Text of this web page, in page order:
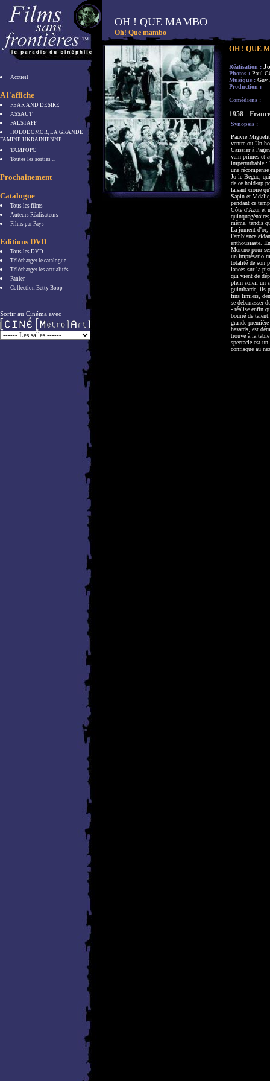
Accueil
A l'affiche
FEAR AND DESIRE
ASSAUT
FALSTAFF
HOLODOMOR, LA GRANDE
FAMINE UKRAINIENNE
TAMPOPO
Toutes les sorties ...
Prochainement
Catalogue
Tous les films
Auteurs Réalisateurs
Films par Pays
Editions DVD
Tous les DVD
Télécharger le catalogue
Télécharger les actualités
Panier
Collection Betty Boop
Sortir au Cinéma avec
OH ! QUE MAMBO
Oh! Que mambo
OH ! QUE
Réalisation :
Photos : Paul
Musique : Guy
Production :
Comédiens :
1958 -
Synopsis :
Pauvre
ventre ou Un
Caissier à
vain primes et
imperturbable :
une
Jo le Bègue,
de ce hold-up
faisant croire
Sapin et
pendant ce
Côte d'Azur et
même, tandis
La jument d'or,
l'ambiance
enthousiaste.
Moreno pour
un imprésario
totalité de son
lancés sur la
qui vient de
plein soleil un
guimbarde, ils
fins limiers,
se débarrasser
- réalise enfin
bourré de
grande
hasards, est
trouve à la
spectacle est
confisque au